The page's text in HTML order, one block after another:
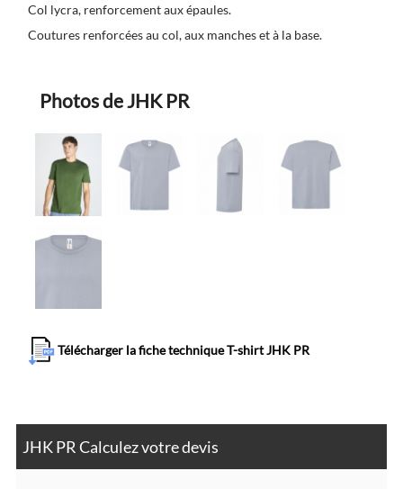
Col lycra, renforcement aux épaules.
Coutures renforcées au col, aux manches et à la base.
Photos de JHK PR
Télécharger la fiche technique T-shirt JHK PR
JHK PR Calculez votre devis